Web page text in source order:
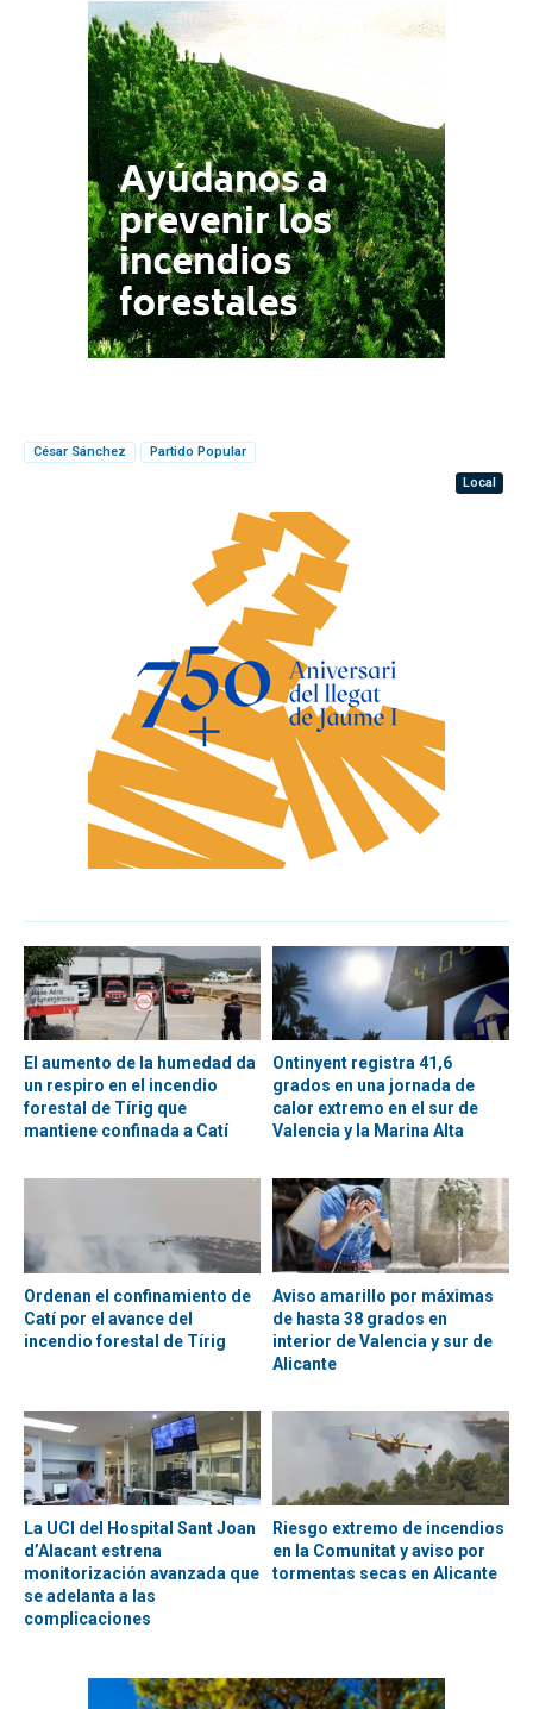
César Sánchez
Partido Popular
Local
El aumento de la humedad da
un respiro en el incendio
forestal de Tírig que
mantiene confinada a Catí
Ontinyent registra 41,6
grados en una jornada de
calor extremo en el sur de
Valencia y la Marina Alta
Ordenan el confinamiento de
Catí por el avance del
incendio forestal de Tírig
Aviso amarillo por máximas
de hasta 38 grados en
interior de Valencia y sur de
Alicante
La UCI del Hospital Sant Joan
d’Alacant estrena
monitorización avanzada que
se adelanta a las
complicaciones
Riesgo extremo de incendios
en la Comunitat y aviso por
tormentas secas en Alicante